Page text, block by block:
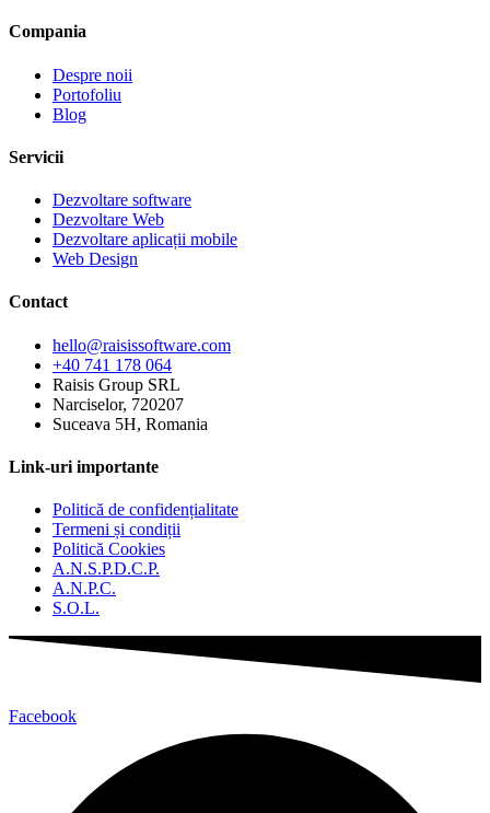
Compania
Despre noii
Portofoliu
Blog
Servicii
Dezvoltare software
Dezvoltare Web
Dezvoltare aplicații mobile
Web Design
Contact
hello@raisissoftware.com
+40 741 178 064
Raisis Group SRL
Narciselor, 720207
Suceava 5H, Romania
Link-uri importante
Politică de confidențialitate
Termeni și condiții
Politică Cookies
A.N.S.P.D.C.P.
A.N.P.C.
S.O.L.
Facebook